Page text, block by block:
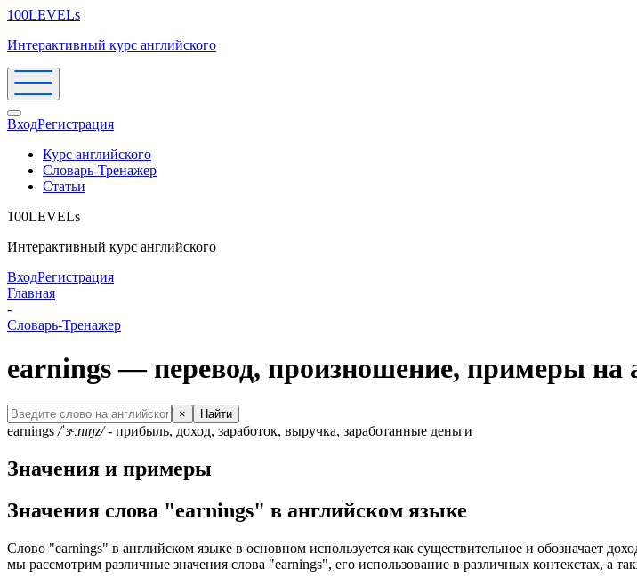
100LEVELs
Интерактивный курс английского
ВходРегистрация
Курс английского
Словарь-Тренажер
Статьи
100LEVELs
Интерактивный курс английского
ВходРегистрация
Главная
-
Словарь-Тренажер
earnings — перевод, произношение, примеры на
× Найти
earnings /ˈɝːnɪŋz/- прибыль, доход, заработок, выручка, заработанные деньги
Значения и примеры
Значения слова "earnings" в английском языке
Слово "earnings" в английском языке в основном используется как существительное и обозначает
мы рассмотрим различные значения слова "earnings", его использование в различных контекстах, а